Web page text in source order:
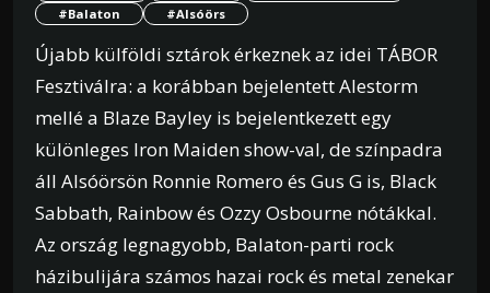
#Balaton
#Alsóörs
Újabb külföldi sztárok érkeznek az idei TÁBOR
Fesztiválra: a korábban bejelentett Alestorm
mellé a Blaze Bayley is bejelentkezett egy
különleges Iron Maiden show-val, de színpadra
áll Alsóörsön Ronnie Romero és Gus G is, Black
Sabbath, Rainbow és Ozzy Osbourne nótákkal.
Az ország legnagyobb, Balaton-parti rock
házibulijára számos hazai rock és metal zenekar